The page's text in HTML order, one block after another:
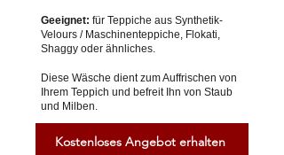
Geeignet: für Teppiche aus Synthetik-
Velours / Maschinenteppiche, Flokati,
Shaggy oder ähnliches.
Diese Wäsche dient zum Auffrischen von
Ihrem Teppich und befreit Ihn von Staub
und Milben.
Kostenloses Angebot erhalten